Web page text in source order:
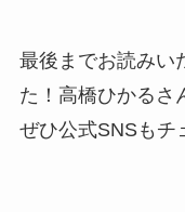
最後までお読みい
た！高橋ひかるさ
ぜひ公式SNSもチ